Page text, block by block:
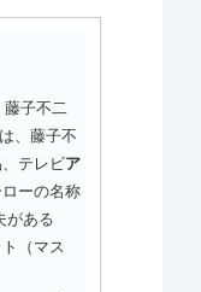
藤子不二
、藤子不
テレビア
ーの名称
がある
（マス